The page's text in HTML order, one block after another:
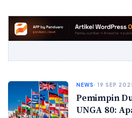
NEWS· 19 SEP
Pemimpin
UNGA 80: